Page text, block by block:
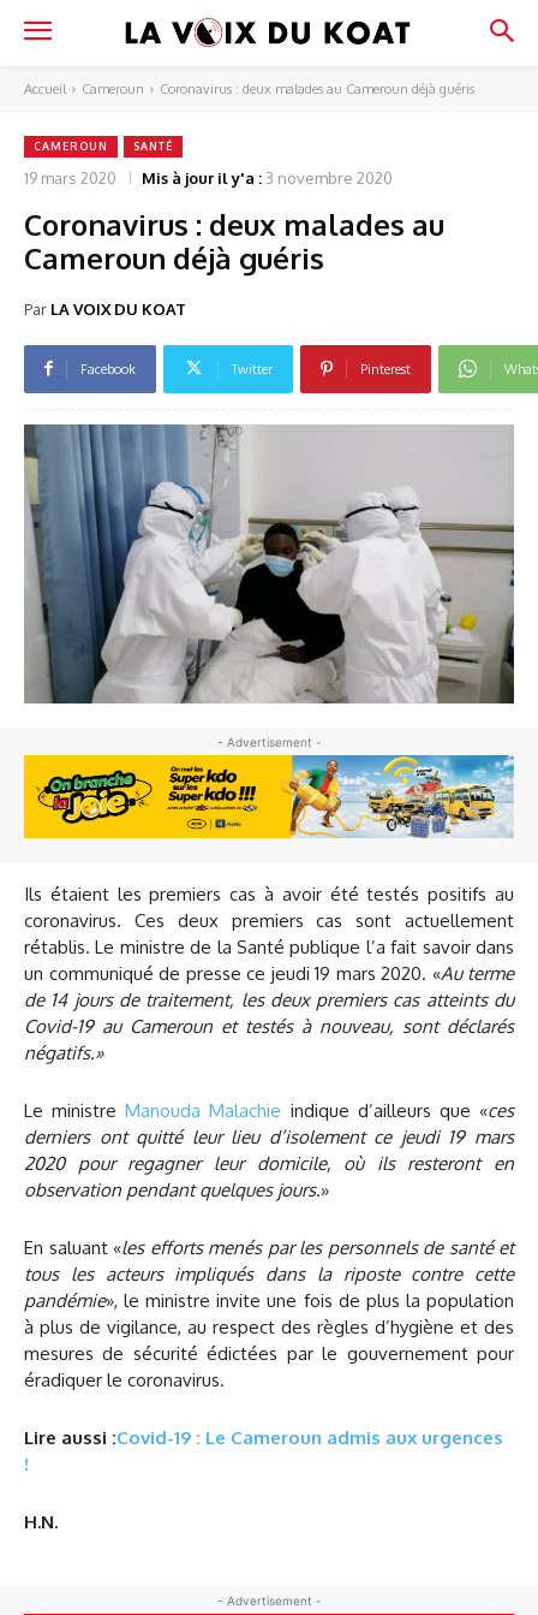
Accueil Cameroun Coronavirus : deux malades au Cameroun déjà guéris
CAMEROUN SANTÉ
19 mars 2020 Mis à jour il y'a : 3 novembre 2020
Coronavirus : deux malades au
Cameroun déjà guéris
Par LA VOIX DU KOAT
Facebook Twitter Pinterest
- Advertisement -
Ils étaient les premiers cas à avoir été testés positifs au
coronavirus. Ces deux premiers cas sont actuellement
rétablis. Le ministre de la Santé publique l’a fait savoir dans
un communiqué de presse ce jeudi 19 mars 2020. «Au terme
de 14 jours de traitement, les deux premiers cas atteints du
Covid-19 au Cameroun et testés à nouveau, sont déclarés
négatifs.»
Le ministreManouda Malachie indique d’ailleurs que «ces
derniers ont quitté leur lieu d’isolement ce jeudi 19 mars
2020 pour regagner leur domicile, où ils resteront en
observation pendant quelques jours.»
En saluant «les efforts menés par les personnels de santé et
tous les acteurs impliqués dans la riposte contre cette
pandémie», le ministre invite une fois de plus la population
à plus de vigilance, au respect des règles d’hygiène et des
mesures de sécurité édictées par le gouvernement pour
éradiquer le coronavirus.
Lire aussi :Covid-19 : Le Cameroun admis aux urgences
!
H.N.
- Advertisement -